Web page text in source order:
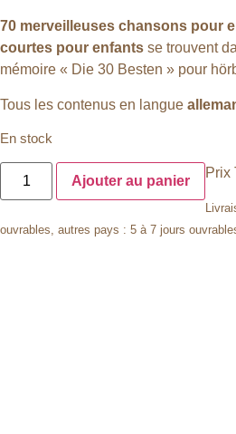
70 merveilleuses chansons pour
courtes pour enfants se trouvent
mémoire « Die 30 Besten » pour
Tous les contenus en langue
En stock
Ajouter au panier
Prix
ouvrables, autres pays : 5 à 7 jours